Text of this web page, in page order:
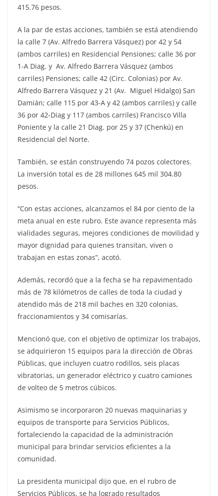
415.76 pesos.
A la par de estas acciones, también se está atendiendo
la calle 7 (Av. Alfredo Barrera Vásquez) por 42 y 54
(ambos carriles) en Residencial Pensiones; calle 36 por
1-A Diag. y Av. Alfredo Barrera Vásquez (ambos
carriles) Pensiones; calle 42 (Circ. Colonias) por Av.
Alfredo Barrera Vásquez y 21 (Av. Miguel Hidalgo) San
Damián; calle 115 por 43-A y 42 (ambos carriles) y calle
36 por 42-Diag y 117 (ambos carriles) Francisco Villa
Poniente y la calle 21 Diag. por 25 y 37 (Chenkú) en
Residencial del Norte.
También, se están construyendo 74 pozos colectores.
La inversión total es de 28 millones 645 mil 304.80
pesos.
“Con estas acciones, alcanzamos el 84 por ciento de la
meta anual en este rubro. Este avance representa más
vialidades seguras, mejores condiciones de movilidad y
mayor dignidad para quienes transitan, viven o
trabajan en estas zonas”, acotó.
Además, recordó que a la fecha se ha repavimentado
más de 78 kilómetros de calles de toda la ciudad y
atendido más de 218 mil baches en 320 colonias,
fraccionamientos y 34 comisarías.
Mencionó que, con el objetivo de optimizar los trabajos,
se adquirieron 15 equipos para la dirección de Obras
Públicas, que incluyen cuatro rodillos, seis placas
vibratorias, un generador eléctrico y cuatro camiones
de volteo de 5 metros cúbicos.
Asimismo se incorporaron 20 nuevas maquinarias y
equipos de transporte para Servicios Públicos,
fortaleciendo la capacidad de la administración
municipal para brindar servicios eficientes a la
comunidad.
La presidenta municipal dijo que, en el rubro de
Servicios Públicos, se ha logrado resultados